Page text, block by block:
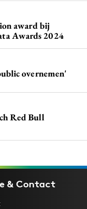
award bij
Awards 2024
overnemen'
Red Bull
& Contact